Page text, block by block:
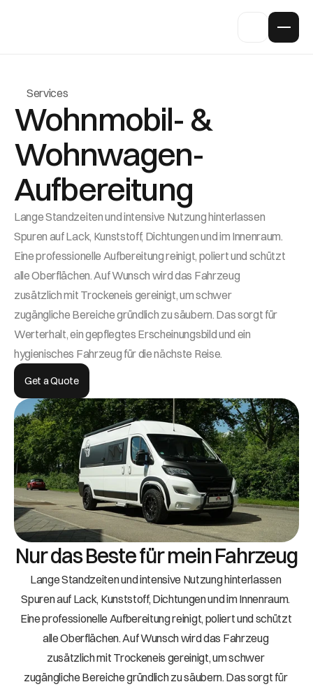
Services
Wohnmobil- &
Wohnwagen-
Aufbereitung
Lange Standzeiten und intensive Nutzung hinterlassen
Spuren auf Lack, Kunststoff, Dichtungen und im Innenraum.
Eine professionelle Aufbereitung reinigt, poliert und schützt
alle Oberflächen. Auf Wunsch wird das Fahrzeug
zusätzlich mit Trockeneis gereinigt, um schwer
zugängliche Bereiche gründlich zu säubern. Das sorgt für
Werterhalt, ein gepflegtes Erscheinungsbild und ein
hygienisches Fahrzeug für die nächste Reise.
Get a Quote
Nur das Beste für mein Fahrzeug
Lange Standzeiten und intensive Nutzung hinterlassen
Spuren auf Lack, Kunststoff, Dichtungen und im Innenraum.
Eine professionelle Aufbereitung reinigt, poliert und schützt
alle Oberflächen. Auf Wunsch wird das Fahrzeug
zusätzlich mit Trockeneis gereinigt, um schwer
zugängliche Bereiche gründlich zu säubern. Das sorgt für